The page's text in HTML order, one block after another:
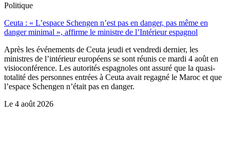
Politique
Ceuta : « L’espace Schengen n’est pas en danger, pas même en
danger minimal », affirme le ministre de l’Intérieur espagnol
Après les événements de Ceuta jeudi et vendredi dernier, les
ministres de l’intérieur européens se sont réunis ce mardi 4 août en
visioconférence. Les autorités espagnoles ont assuré que la quasi-
totalité des personnes entrées à Ceuta avait regagné le Maroc et que
l’espace Schengen n’était pas en danger.
Le 4 août 2026